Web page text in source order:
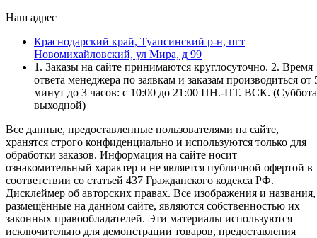
Наш адрес
Краснодарский край, Туапсинский р-н, пгт
Новомихайловский, ул Мира, д 99
1. Заказы на сайте принимаются круглосуточно. 2. Время
ответа менеджера по заявкам и заказам производиться от
минут до 3 часов: с 10:00 до 21:00 ПН.-ПТ. ВСК. (Суббота
выходной)
Все данные, предоставленные пользователями на сайте,
хранятся строго конфиденциально и используются только для
обработки заказов. Информация на сайте носит
ознакомительный характер и не является публичной офертой в
соответствии со статьей 437 Гражданского кодекса РФ.
Дисклеймер об авторских правах. Все изображения и названия,
размещённые на данном сайте, являются собственностью их
законных правообладателей. Эти материалы используются
исключительно для демонстрации товаров, предоставления